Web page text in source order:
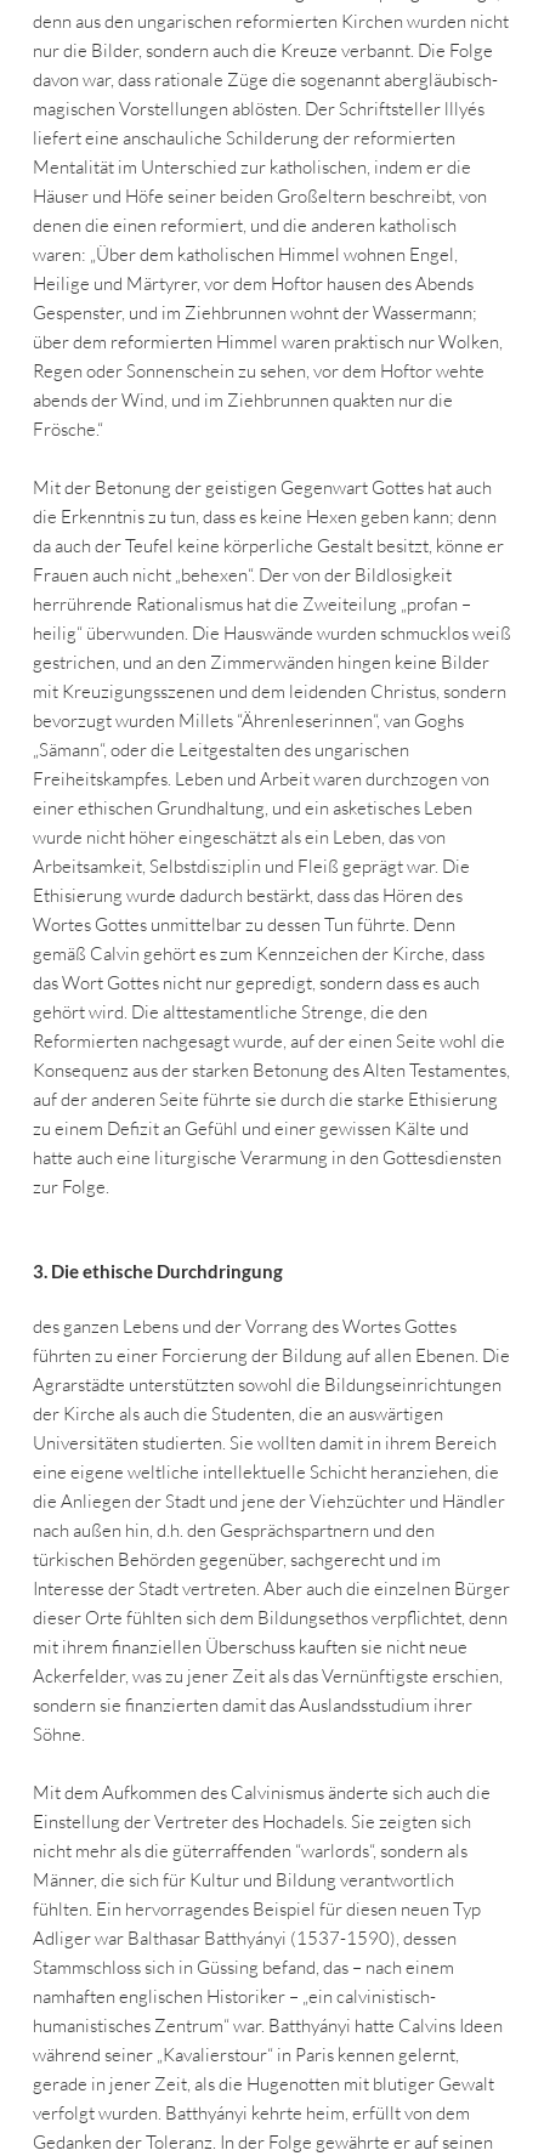
denn aus den ungarischen reformierten Kirchen wurden nicht
nur die Bilder, sondern auch die Kreuze verbannt. Die Folge
davon war, dass rationale Züge die sogenannt abergläubisch-
magischen Vorstellungen ablösten. Der Schriftsteller lllyés
liefert eine anschauliche Schilderung der reformierten
Mentalität im Unterschied zur katholischen, indem er die
Häuser und Höfe seiner beiden Großeltern beschreibt, von
denen die einen reformiert, und die anderen katholisch
waren: „Über dem katholischen Himmel wohnen Engel,
Heilige und Märtyrer, vor dem Hoftor hausen des Abends
Gespenster, und im Ziehbrunnen wohnt der Wassermann;
über dem reformierten Himmel waren praktisch nur Wolken,
Regen oder Sonnenschein zu sehen, vor dem Hoftor wehte
abends der Wind, und im Ziehbrunnen quakten nur die
Frösche.“
Mit der Betonung der geistigen Gegenwart Gottes hat auch
die Erkenntnis zu tun, dass es keine Hexen geben kann; denn
da auch der Teufel keine körperliche Gestalt besitzt, könne er
Frauen auch nicht „behexen“. Der von der Bildlosigkeit
herrührende Rationalismus hat die Zweiteilung „profan –
heilig“ überwunden. Die Hauswände wurden schmucklos weiß
gestrichen, und an den Zimmerwänden hingen keine Bilder
mit Kreuzigungsszenen und dem leidenden Christus, sondern
bevorzugt wurden Millets “Ährenleserinnen“, van Goghs
„Sämann“, oder die Leitgestalten des ungarischen
Freiheitskampfes. Leben und Arbeit waren durchzogen von
einer ethischen Grundhaltung, und ein asketisches Leben
wurde nicht höher eingeschätzt als ein Leben, das von
Arbeitsamkeit, Selbstdisziplin und Fleiß geprägt war. Die
Ethisierung wurde dadurch bestärkt, dass das Hören des
Wortes Gottes unmittelbar zu dessen Tun führte. Denn
gemäß Calvin gehört es zum Kennzeichen der Kirche, dass
das Wort Gottes nicht nur gepredigt, sondern dass es auch
gehört wird. Die alttestamentliche Strenge, die den
Reformierten nachgesagt wurde, auf der einen Seite wohl die
Konsequenz aus der starken Betonung des Alten Testamentes,
auf der anderen Seite führte sie durch die starke Ethisierung
zu einem Defizit an Gefühl und einer gewissen Kälte und
hatte auch eine liturgische Verarmung in den Gottesdiensten
zur Folge.
3. Die ethische Durchdringung
des ganzen Lebens und der Vorrang des Wortes Gottes
führten zu einer Forcierung der Bildung auf allen Ebenen. Die
Agrarstädte unterstützten sowohl die Bildungseinrichtungen
der Kirche als auch die Studenten, die an auswärtigen
Universitäten studierten. Sie wollten damit in ihrem Bereich
eine eigene weltliche intellektuelle Schicht heranziehen, die
die Anliegen der Stadt und jene der Viehzüchter und Händler
nach außen hin, d.h. den Gesprächspartnern und den
türkischen Behörden gegenüber, sachgerecht und im
Interesse der Stadt vertreten. Aber auch die einzelnen Bürger
dieser Orte fühlten sich dem Bildungsethos verpflichtet, denn
mit ihrem finanziellen Überschuss kauften sie nicht neue
Ackerfelder, was zu jener Zeit als das Vernünftigste erschien,
sondern sie finanzierten damit das Auslandsstudium ihrer
Söhne.
Mit dem Aufkommen des Calvinismus änderte sich auch die
Einstellung der Vertreter des Hochadels. Sie zeigten sich
nicht mehr als die güterraffenden “warlords“, sondern als
Männer, die sich für Kultur und Bildung verantwortlich
fühlten. Ein hervorragendes Beispiel für diesen neuen Typ
Adliger war Balthasar Batthyányi (1537-1590), dessen
Stammschloss sich in Güssing befand, das – nach einem
namhaften englischen Historiker – „ein calvinistisch-
humanistisches Zentrum“ war. Batthyányi hatte Calvins Ideen
während seiner „Kavalierstour“ in Paris kennen gelernt,
gerade in jener Zeit, als die Hugenotten mit blutiger Gewalt
verfolgt wurden. Batthyányi kehrte heim, erfüllt von dem
Gedanken der Toleranz. In der Folge gewährte er auf seinen